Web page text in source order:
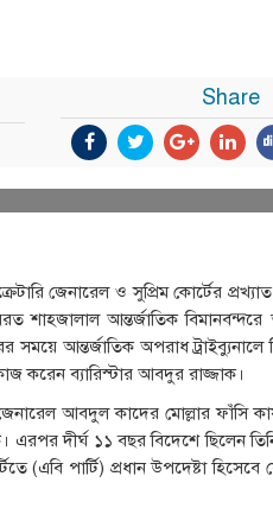
Share
জেনারেল ও সুপ্রিম কোর্টের
আন্তর্জাতিক
সময়ে আন্তর্জাতিক অপরাধ
করেন ব্যারিস্টার আবদুর রাজ্জাক।
আবদুল কাদের মোল্লার ফাঁসি
দীর্ঘ ১১ বছর বিদেশে ছিলেন
(এবি পার্টি) প্রধান উপদেষ্টা